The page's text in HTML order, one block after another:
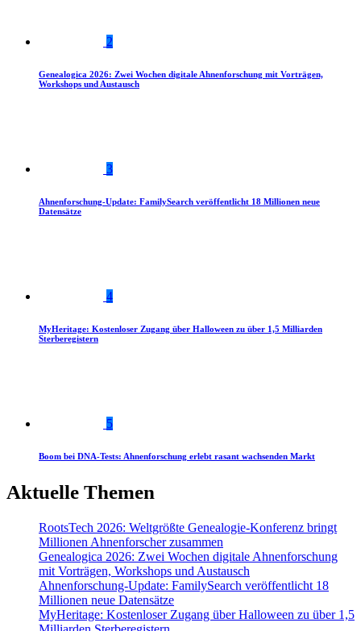
2
Genealogica 2026: Zwei Wochen digitale Ahnenforschung mit Vorträgen,
Workshops und Austausch
3
Ahnenforschung-Update: FamilySearch veröffentlicht 18 Millionen neue
Datensätze
4
MyHeritage: Kostenloser Zugang über Halloween zu über 1,5 Milliarden
Sterberegistern
5
Boom bei DNA-Tests: Ahnenforschung erlebt rasant wachsenden Markt
Aktuelle Themen
RootsTech 2026: Weltgrößte Genealogie-Konferenz bringt
Millionen Ahnenforscher zusammen
Genealogica 2026: Zwei Wochen digitale Ahnenforschung
mit Vorträgen, Workshops und Austausch
Ahnenforschung-Update: FamilySearch veröffentlicht 18
Millionen neue Datensätze
MyHeritage: Kostenloser Zugang über Halloween zu über 1,5